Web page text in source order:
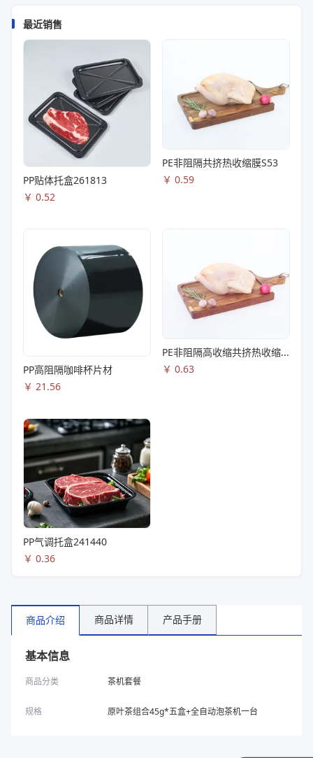
最近销售
PP贴体托盒261813
￥ 0.52
PE非阻隔共挤热收缩膜S53
￥ 0.59
PP高阻隔咖啡杯片材
￥ 21.56
PE非阻隔高收缩共挤热收缩膜S83
￥ 0.63
PP气调托盒241440
￥ 0.36
商品介绍 商品详情 产品手册
基本信息
商品分类 茶机套餐
规格 原叶茶组合45g*五盒+全自动泡茶机一台